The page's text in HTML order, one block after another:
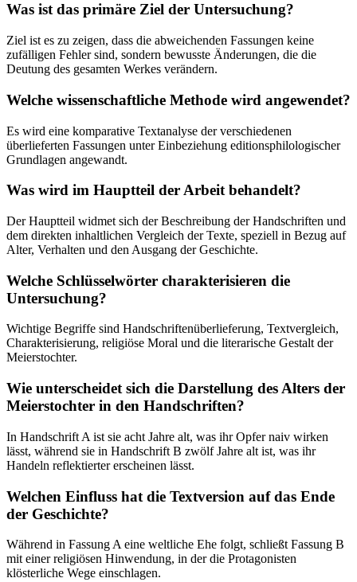
Was ist das primäre Ziel der Untersuchung?
Ziel ist es zu zeigen, dass die abweichenden Fassungen keine
zufälligen Fehler sind, sondern bewusste Änderungen, die die
Deutung des gesamten Werkes verändern.
Welche wissenschaftliche Methode wird angewendet?
Es wird eine komparative Textanalyse der verschiedenen
überlieferten Fassungen unter Einbeziehung editionsphilologischer
Grundlagen angewandt.
Was wird im Hauptteil der Arbeit behandelt?
Der Hauptteil widmet sich der Beschreibung der Handschriften und
dem direkten inhaltlichen Vergleich der Texte, speziell in Bezug auf
Alter, Verhalten und den Ausgang der Geschichte.
Welche Schlüsselwörter charakterisieren die
Untersuchung?
Wichtige Begriffe sind Handschriftenüberlieferung, Textvergleich,
Charakterisierung, religiöse Moral und die literarische Gestalt der
Meierstochter.
Wie unterscheidet sich die Darstellung des Alters der
Meierstochter in den Handschriften?
In Handschrift A ist sie acht Jahre alt, was ihr Opfer naiv wirken
lässt, während sie in Handschrift B zwölf Jahre alt ist, was ihr
Handeln reflektierter erscheinen lässt.
Welchen Einfluss hat die Textversion auf das Ende
der Geschichte?
Während in Fassung A eine weltliche Ehe folgt, schließt Fassung B
mit einer religiösen Hinwendung, in der die Protagonisten
klösterliche Wege einschlagen.